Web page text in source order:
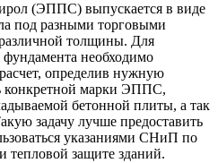
(ЭППС) выпускается в виде
под разными торговыми
толщины. Для
необходимо
определив нужную
конкретной марки ЭППС,
бетонной плиты, а так
задачу лучше предоставить
указаниями СНиП по
тепловой защите зданий.